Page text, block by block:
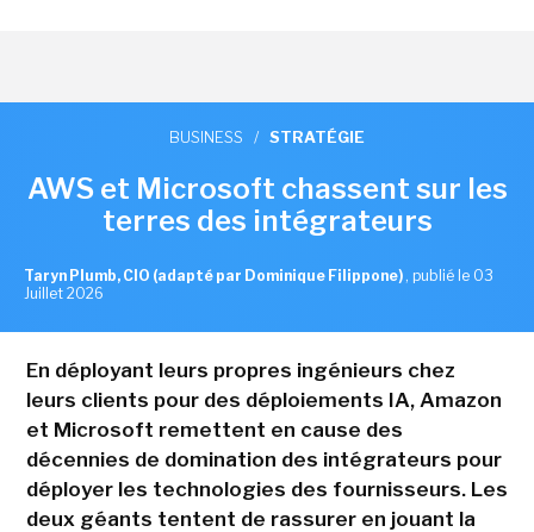
BUSINESS / STRATÉGIE
AWS et Microsoft chassent sur les
terres des intégrateurs
Taryn Plumb, CIO (adapté par Dominique Filippone) , publié le 03
Juillet 2026
En déployant leurs propres ingénieurs chez
leurs clients pour des déploiements IA, Amazon
et Microsoft remettent en cause des
décennies de domination des intégrateurs pour
déployer les technologies des fournisseurs. Les
deux géants tentent de rassurer en jouant la